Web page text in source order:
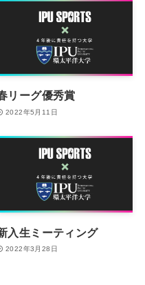
リーグ優秀賞
2022年5月11日
入生ミーティング
2022年3月28日